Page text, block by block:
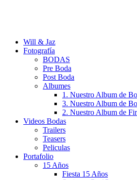
Will & Jaz
Fotografía
BODAS
Pre Boda
Post Boda
Albumes
1. Nuestro Album de
3. Nuestro Album de
2. Nuestro Album de
Videos Bodas
Trailers
Teasers
Peliculas
Portafolio
15 Años
Fiesta 15 Años